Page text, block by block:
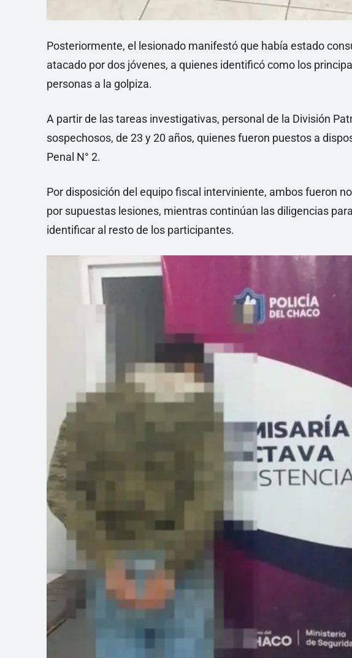
Posteriormente, el lesionado manifestó que había estado
atacado por dos jóvenes, a quienes identificó como los
personas a la golpiza.
A partir de las tareas investigativas, personal de la División
sospechosos, de 23 y 20 años, quienes fueron puestos a
Penal N° 2.
Por disposición del equipo fiscal interviniente, ambos fueron
por supuestas lesiones, mientras continúan las diligencias
identificar al resto de los participantes.